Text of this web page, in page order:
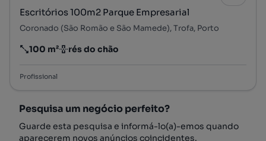
Escritórios 100m2 Parque Empresarial
Coronado (São Romão e São Mamede), Trofa, Porto
Preço por metro quadrado
100 m²
Andar rés do chão
Profissional
Pesquisa um negócio perfeito?
Guarde esta pesquisa e informá-lo(a)-emos quando
aparecerem novos anúncios coincidentes.